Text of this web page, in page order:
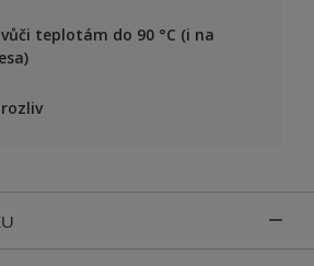
teplotám do 90 °C (i na